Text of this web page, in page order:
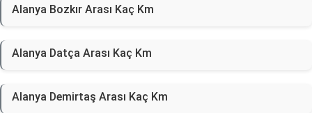
Alanya Bozkır Arası Kaç Km
Alanya Datça Arası Kaç Km
Alanya Demirtaş Arası Kaç Km